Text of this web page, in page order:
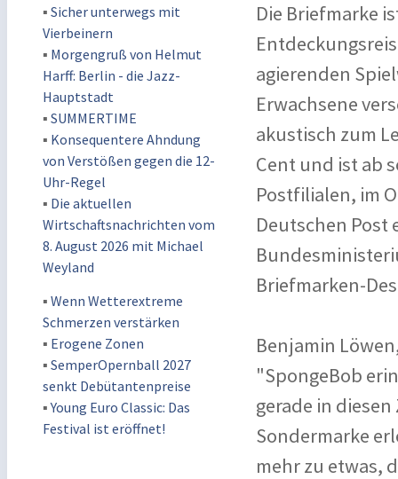
▪ Sicher unterwegs mit
Vierbeinern
▪ Morgengruß von Helmut
Harff: Berlin - die Jazz-
Hauptstadt
▪ SUMMERTIME
▪ Konsequentere Ahndung
von Verstößen gegen die 12-
Uhr-Regel
▪ Die aktuellen
Wirtschaftsnachrichten vom
8. August 2026 mit Michael
Weyland
▪ Wenn Wetterextreme
Schmerzen verstärken
▪ Erogene Zonen
▪ SemperOpernball 2027
senkt Debütantenpreise
▪Young Euro Classic: Das
Festival ist eröffnet!
Die Briefmarke
agierenden
Erwachsene
akustisch zum
Cent und ist ab
Postfilialen, im
Deutschen Post
Briefmarken-
Benjamin
"SpongeBob
gerade in
Sondermarke
mehr zu etwas,